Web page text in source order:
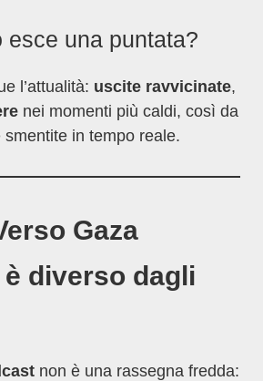
esce una puntata?
l’attualità: uscite ravvicinate,
nei momenti più caldi, così da
in tempo reale.
Gaza
è diverso dagli
non è una rassegna fredda: